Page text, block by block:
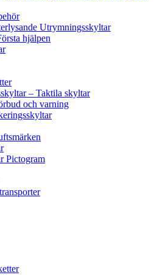
Utrymningsskyltar
hjälpen
– Taktila skyltar
och varning
Pictogram